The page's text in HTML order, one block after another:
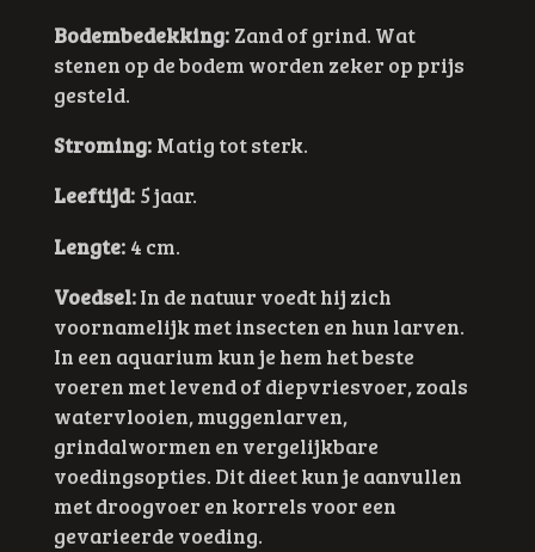
Bodembedekking:Zand of grind. Wat
stenen op de bodem worden zeker op prijs
gesteld.
Stroming:Matig tot sterk.
Leeftijd:5 jaar.
Lengte: 4 cm.
Voedsel:In de natuur voedt hij zich
voornamelijk met insecten en hun larven.
In een aquarium kun je hem het beste
voeren met levend of diepvriesvoer, zoals
watervlooien, muggenlarven,
grindalwormen en vergelijkbare
voedingsopties. Dit dieet kun je aanvullen
met droogvoer en korrels voor een
gevarieerde voeding.